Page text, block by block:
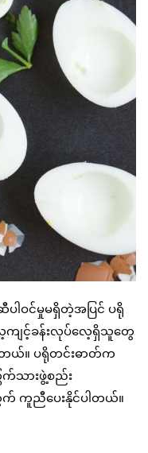
ပါဝင်မှုမရှိတဲ့အပြင် ပရို
ေ့ကျင့်ခန်းလုပ်လေ့ရှိသူတွေ
ယ်။ ပရိုတင်းဓာတ်က
က်သားဖွဲ့စည်း
ကူညီပေးနိုင်ပါတယ်။